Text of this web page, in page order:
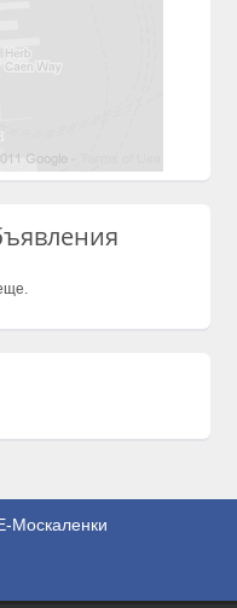
Москаленки